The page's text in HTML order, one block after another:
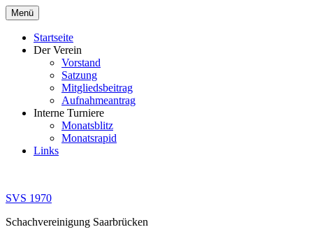
Zum
Inhalt
springen
Menü
Startseite
Der Verein
Vorstand
Satzung
Mitgliedsbeitrag
Aufnahmeantrag
Interne Turniere
Monatsblitz
Monatsrapid
Links
SVS 1970
Schachvereinigung Saarbrücken